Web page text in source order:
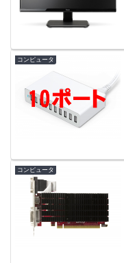
コンピュータ
コンピュータ